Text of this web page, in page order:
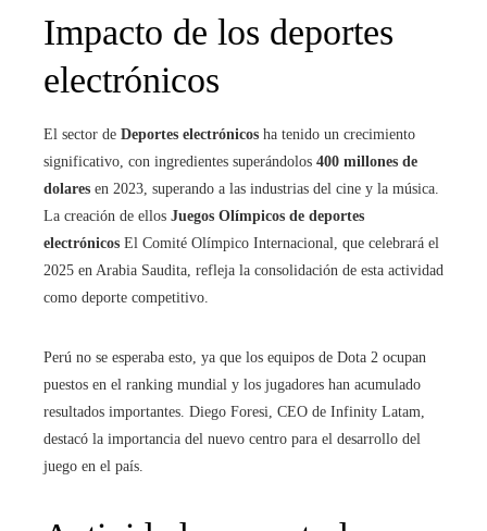
Impacto de los deportes
electrónicos
El sector de Deportes electrónicos ha tenido un crecimiento
significativo, con ingredientes superándolos 400 millones de
dolares en 2023, superando a las industrias del cine y la música.
La creación de ellos Juegos Olímpicos de deportes
electrónicos El Comité Olímpico Internacional, que celebrará el
2025 en Arabia Saudita, refleja la consolidación de esta actividad
como deporte competitivo.
Perú no se esperaba esto, ya que los equipos de Dota 2 ocupan
puestos en el ranking mundial y los jugadores han acumulado
resultados importantes. Diego Foresi, CEO de Infinity Latam,
destacó la importancia del nuevo centro para el desarrollo del
juego en el país.